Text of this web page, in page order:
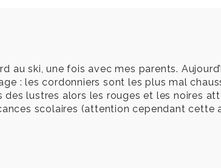
au ski, une fois avec mes parents.
: les cordonniers sont les plus mal
des lustres alors les rouges et les noires
scolaires (attention cependant cette